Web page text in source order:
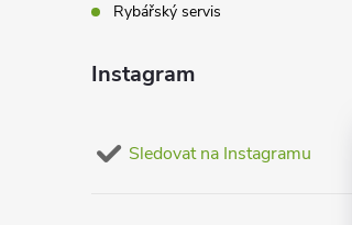
Rybářský servis
Instagram
Sledovat na Instagramu